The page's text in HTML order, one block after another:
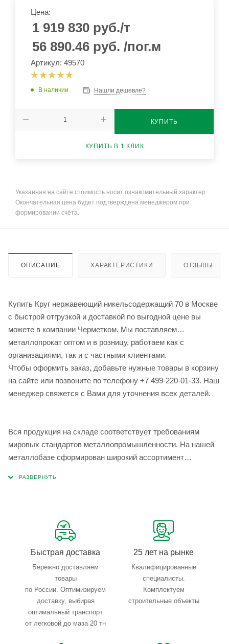
Цена:
1 919 830 руб./т
56 890.46 руб. /пог.м
Артикул: 49570
В наличии Нашли дешевле?
КУПИТЬ
КУПИТЬ В 1 КЛИК
Указанная на сайте стоимость носит ознакомительный характер.
Окончательная цена будет подтверждена менеджером при
формировании счёта.
ОПИСАНИЕ ХАРАКТЕРИСТИКИ ОТЗЫВЫ
Купить Круг нержавеющий никельсодержащий 70 в Москве
с быстрой отгрузкой и доставкой по выгодной цене вы
можете в компании Черметком. Мы поставляем
металлопрокат оптом и в розницу, работаем как с
организациями, так и с частными клиентами.
Чтобы оформить заказ, добавьте нужные товары в корзину
на сайте или позвоните по телефону +7 499-220-01-33. Наш
менеджер свяжется с Вами для уточнения всех деталей.
Вся продукция на складе соответствует требованиям
мировых стандартов металлопромышленности. На нашей
металлобазе сформирован широкий ассортимент
Быстрая доставка
Бережно доставляем
товары
по России. Оптимизируем
доставку, выбирая
оптимальный транспорт
от легковой до маза 20 тн
25 лет на рынке
Квалифицированные
специалисты.
Комплектуем
строительные объекты